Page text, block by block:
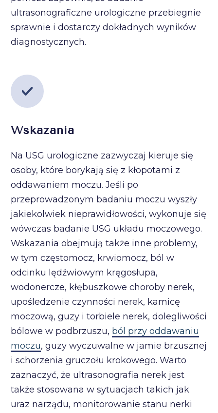
ultrasonograficzne urologiczne przebiegnie
sprawnie i dostarczy dokładnych wyników
diagnostycznych.
Wskazania
Na USG urologiczne zazwyczaj kieruje się
osoby, które borykają się z kłopotami z
oddawaniem moczu. Jeśli po
przeprowadzonym badaniu moczu wyszły
jakiekolwiek nieprawidłowości, wykonuje się
wówczas badanie USG układu moczowego.
Wskazania obejmują także inne problemy,
w tym częstomocz, krwiomocz, ból w
odcinku lędźwiowym kręgosłupa,
wodonercze, kłębuszkowe choroby nerek,
upośledzenie czynności nerek, kamicę
moczową, guzy i torbiele nerek, dolegliwości
bólowe w podbrzuszu, ból przy oddawaniu
moczu, guzy wyczuwalne w jamie brzusznej
i schorzenia gruczołu krokowego. Warto
zaznaczyć, że ultrasonografia nerek jest
także stosowana w sytuacjach takich jak
uraz narządu, monitorowanie stanu nerki